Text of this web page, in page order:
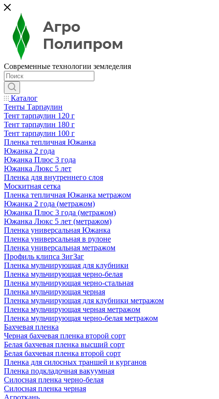
Современные технологии земледелия
Каталог
Тенты Тарпаулин
Тент тарпаулин 120 г
Тент тарпаулин 180 г
Тент тарпаулин 100 г
Пленка тепличная Южанка
Южанка 2 года
Южанка Плюс 3 года
Южанка Люкс 5 лет
Пленка для внутреннего слоя
Москитная сетка
Пленка тепличная Южанка метражом
Южанка 2 года (метражом)
Южанка Плюс 3 года (метражом)
Южанка Люкс 5 лет (метражом)
Пленка универсальная Южанка
Пленка универсальная в рулоне
Пленка универсальная метражом
Профиль клипса ЗигЗаг
Пленка мульчирующая для клубники
Пленка мульчирующая черно-белая
Пленка мульчирующая черно-стальная
Пленка мульчирующая черная
Пленка мульчирующая для клубники метражом
Пленка мульчирующая черная метражом
Пленка мульчирующая черно-белая метражом
Бахчевая пленка
Черная бахчевая пленка второй сорт
Белая бахчевая пленка высший сорт
Белая бахчевая пленка второй сорт
Пленка для силосных траншей и курганов
Пленка подкладочная вакуумная
Силосная пленка черно-белая
Силосная пленка черная
Агроткань